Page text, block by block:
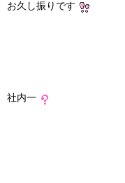
お久し振りです
社内一